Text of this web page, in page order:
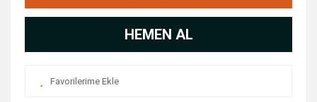
HEMEN AL